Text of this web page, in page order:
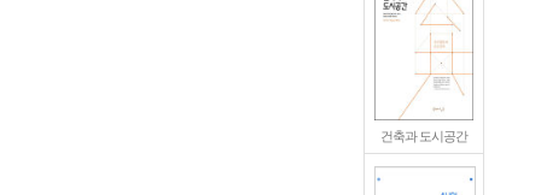
건축과 도시공간